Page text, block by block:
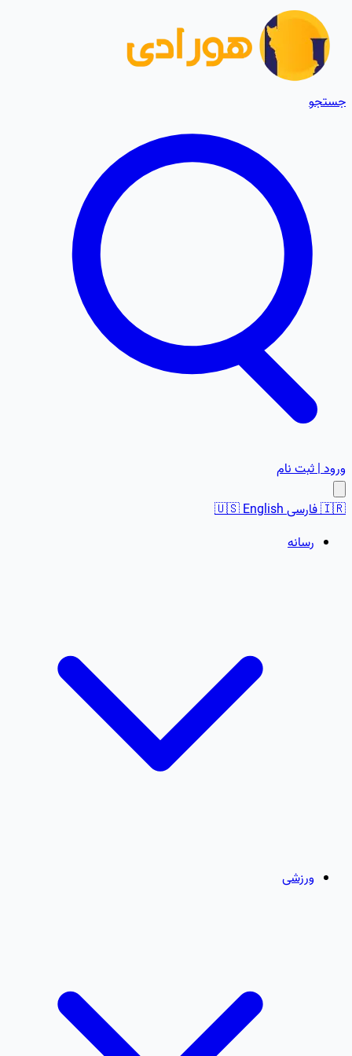
جستجو
ورود | ثبت نام
🇮🇷فارسی 🇺🇸English
رسانه
ورزشی